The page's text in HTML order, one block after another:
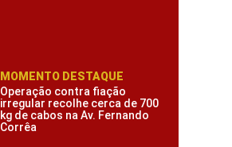
MOMENTO DESTAQUE
Operação contra fiação
irregular recolhe cerca de 700
kg de cabos na Av. Fernando
Corrêa